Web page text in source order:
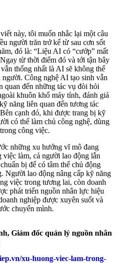
này, tôi muốn nhắc lại một câu
người trăn trở kể từ sau cơn sốt
đó là: “Liệu AI có “cướp” mất
từ thời điểm đó và tới tận bây
thống nhất là AI sẽ không thể
người. Công nghệ AI tạo sinh vẫn
quan đến những tác vụ đòi hỏi
khuôn khổ máy tính, đánh giá
năng liên quan đến tương tác
cạnh đó, khi được trang bị kỹ
có thể làm chủ công nghệ, dùng
công việc.
những xu hướng vĩ mô đang
làm, cả người lao động lẫn
bị để có tâm thế chủ động
Người lao động nâng cấp kỹ năng
việc trong tương lai, còn doanh
phát triển nguồn nhân lực hiệu
nghiệp được xuyên suốt và
chuyển mình.
Giám đốc quản lý nguồn nhân
xu-huong-viec-lam-trong-